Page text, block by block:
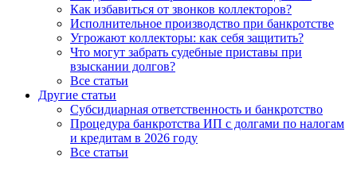
Как избавиться от звонков коллекторов?
Исполнительное производство при банкротстве
Угрожают коллекторы: как себя защитить?
Что могут забрать судебные приставы при
взыскании долгов?
Все статьи
Другие статьи
Субсидиарная ответственность и банкротство
Процедура банкротства ИП с долгами по налогам
и кредитам в 2026 году
Все статьи